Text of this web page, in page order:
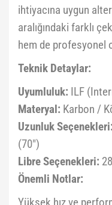
ihtiyacına uygun
aralığındaki farklı
hem de profesyonel
Teknik Detaylar:
Uyumluluk: ILF
Materyal: Karbon /
Uzunluk Seçenekleri:
(70")
Libre Seçenekleri:
Önemli Notlar: